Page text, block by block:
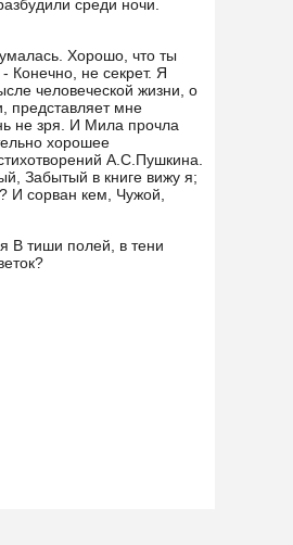
среди ночи.
Хорошо, что ты
Конечно, не секрет. Я
человеческой жизни, о
представляет мне
не зря. И Мила прочла
хорошее
А.С.Пушкина.
Забытый в книге вижу я;
И сорван кем, Чужой,
В тиши полей, в тени